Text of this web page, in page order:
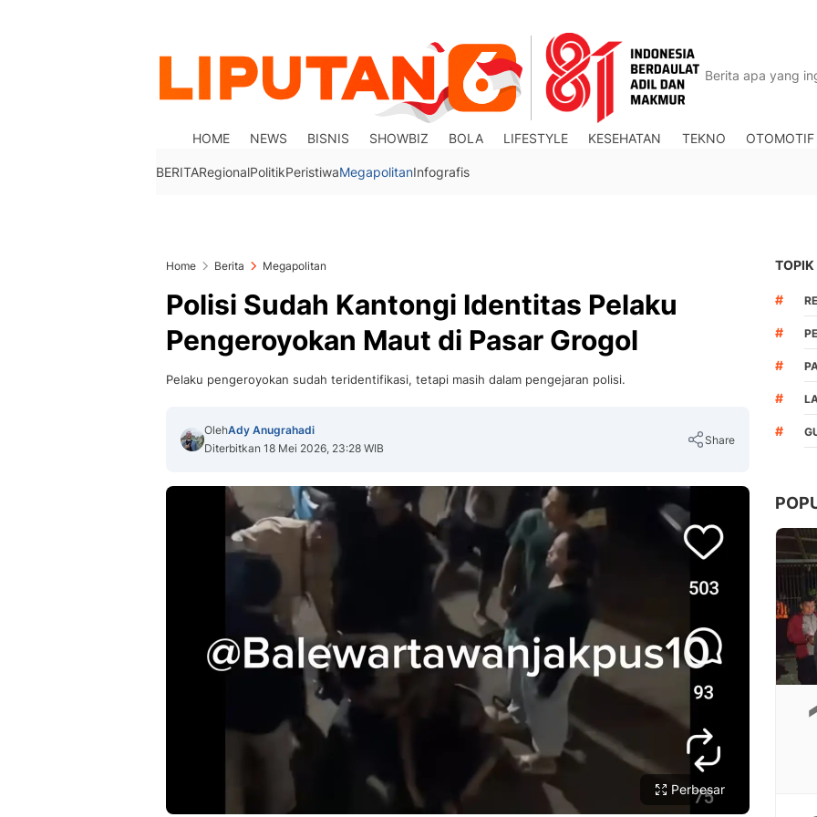
HOME NEWS BISNIS SHOWBIZ BOLA LIFESTYLE KESEHATAN TEKNO OTOMOTIF
BERITARegionalPolitikPeristiwaMegapolitanInfografis
Home Berita Megapolitan
Polisi Sudah Kantongi Identitas Pelaku
Pengeroyokan Maut di Pasar Grogol
Pelaku pengeroyokan sudah teridentifikasi, tetapi masih dalam pengejaran polisi.
OlehAdy Anugrahadi
Diterbitkan 18 Mei 2026, 23:28 WIB
Share
Copy Link
Perbesar
TOPIK
#
#
#
#
#